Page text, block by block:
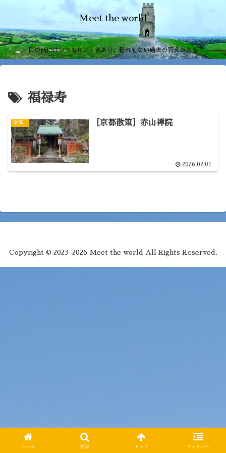
Meet the world
目の前にはいつもヒントがあり、紛れもない過去の答えがある
福禄寿
京都 ［京都散策］赤山禅院
2026.02.01
Copyright © 2023-2026 Meet the world All Rights Reserved.
ホーム 検索 トップ サイドバー